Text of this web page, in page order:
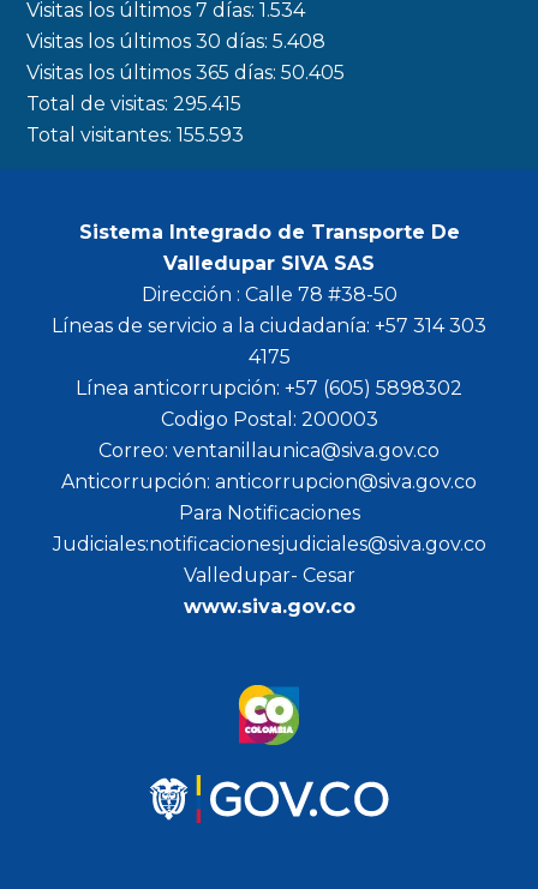
o
k
a
m
r
Visitas los últimos 7 días:1.534
Visitas los últimos 30 días:5.408
Visitas los últimos 365 días:50.405
Total de visitas:295.415
Total visitantes:155.593
Sistema Integrado de Transporte De
Valledupar SIVA SAS
Dirección : Calle 78 #38-50
Líneas de servicio a la ciudadanía: +57 314 303
4175
Línea anticorrupción: +57 (605) 5898302
Codigo Postal: 200003
Correo: ventanillaunica@siva.gov.co
Anticorrupción: anticorrupcion@siva.gov.co
Para Notificaciones
Judiciales:notificacionesjudiciales@siva.gov.co
Valledupar- Cesar
www.siva.gov.co